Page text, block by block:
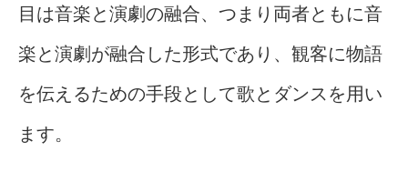
目は音楽と演劇の融合、つまり両者ともに音
楽と演劇が融合した形式であり、観客に物語
を伝えるための手段として歌とダンスを用い
ます。